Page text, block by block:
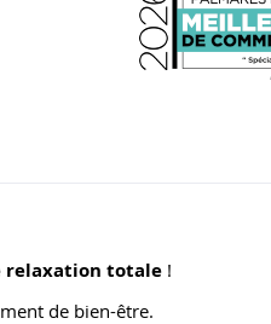
relaxation totale !
de bien-être.